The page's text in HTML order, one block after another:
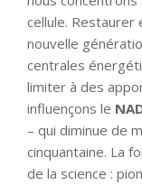
cellule. Restaurer
nouvelle
centrales
limiter à des
influençons le
– qui diminue de
cinquantaine. La
de la science :